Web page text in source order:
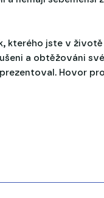
kterého jste v
a obtěžováni
Hovor